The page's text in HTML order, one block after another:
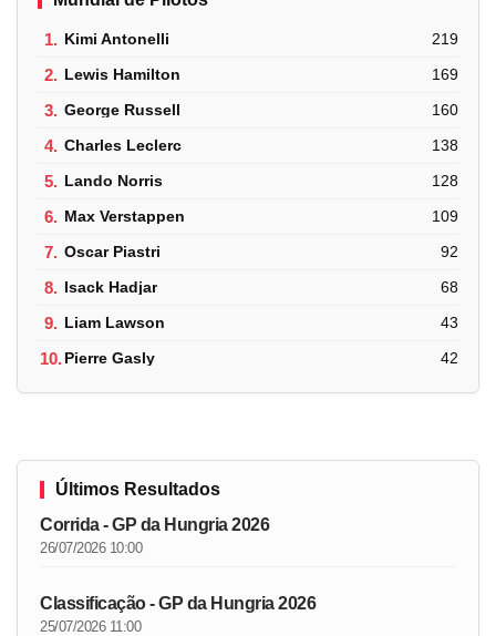
1. Kimi Antonelli 219
2. Lewis Hamilton 169
3. George Russell 160
4. Charles Leclerc 138
5. Lando Norris 128
6. Max Verstappen 109
7. Oscar Piastri 92
8. Isack Hadjar 68
9. Liam Lawson 43
10.Pierre Gasly 42
Últimos Resultados
Corrida - GP da Hungria 2026
26/07/2026 10:00
Classificação - GP da Hungria 2026
25/07/2026 11:00